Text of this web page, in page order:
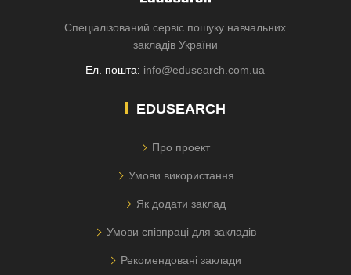
Спеціалізований сервіс пошуку навчальних
закладів України
Ел. пошта: info@edusearch.com.ua
EDUSEARCH
Про проект
Умови використання
Як додати заклад
Умови співпраці для закладів
Рекомендовані заклади